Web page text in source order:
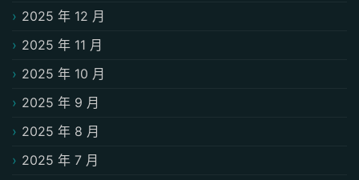
2025 年 12 月
2025 年 11 月
2025 年 10 月
2025 年 9 月
2025 年 8 月
2025 年 7 月